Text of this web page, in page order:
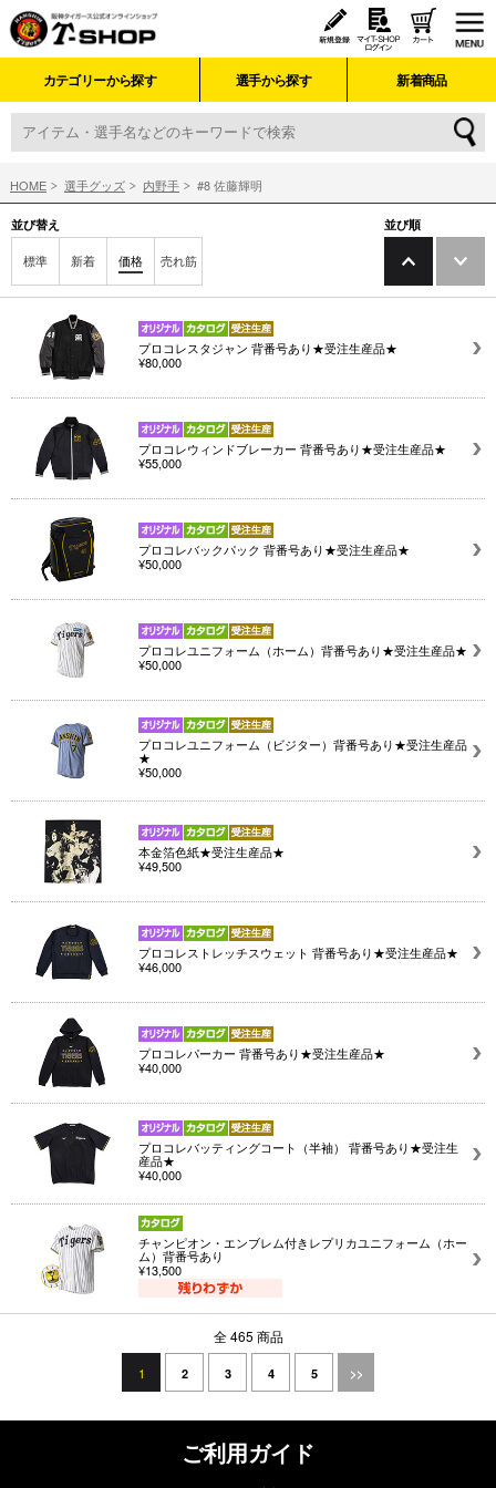
カテゴリーから探す 選手から探す 新着商品
HOME 選手グッズ 内野手 #8 佐藤輝明
並び替え
標準 新着 価格 売れ筋
並び順
プロコレスタジャン 背番号あり★受注生産品★
¥80,000
プロコレウィンドブレーカー 背番号あり★受注生産品★
¥55,000
プロコレバックパック 背番号あり★受注生産品★
¥50,000
プロコレユニフォーム（ホーム）背番号あり★受注生産品★
¥50,000
プロコレユニフォーム（ビジター）背番号あり★受注生産品
★
¥50,000
本金箔色紙★受注生産品★
¥49,500
プロコレストレッチスウェット 背番号あり★受注生産品★
¥46,000
プロコレパーカー 背番号あり★受注生産品★
¥40,000
プロコレバッティングコート（半袖） 背番号あり★受注生
産品★
¥40,000
チャンピオン・エンブレム付きレプリカユニフォーム（ホー
ム）背番号あり
¥13,500
全 465 商品
1 2 3 4 5 >>
ご利用ガイド